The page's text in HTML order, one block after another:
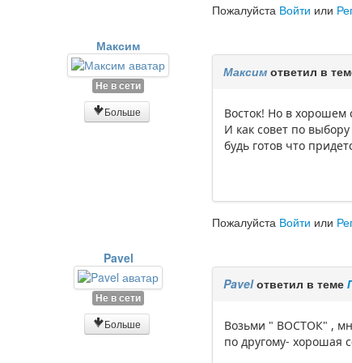
Пожалуйста Войти или
Максим
Не в сети
Больше
Максим ответил в
Восток! Но в хорошем
И как совет по
будь готов что
Пожалуйста Войти или
Pavel
Не в сети
Больше
Pavelответил в теме
Возьми " ВОСТОК" ,
по другому- хорошая